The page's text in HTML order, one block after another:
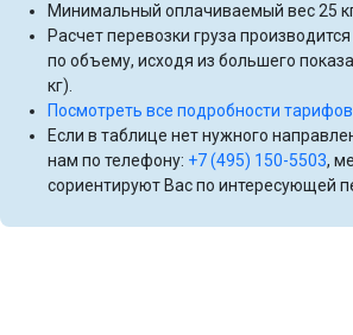
Минимальный оплачиваемый вес 25
Расчет перевозки груза
по объему, исходя из большего
кг).
Посмотреть все подробности
Если в таблице нет нужного
нам по телефону: +7 (495) 150-5503,
сориентируют Вас по интересующей